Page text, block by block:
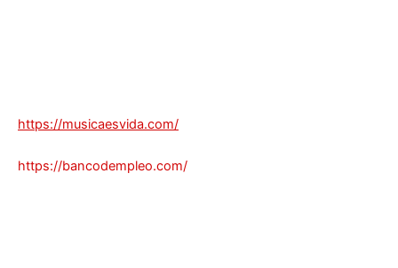
https://musicaesvida.com/
https://bancodempleo.com/